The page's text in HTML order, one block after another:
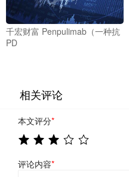
千宏财富 Penpulimab（一种抗
PD
相关评论
本文评分*
评论内容*